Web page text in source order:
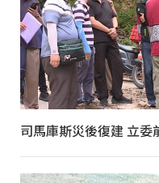
司馬庫斯災後復建 立委